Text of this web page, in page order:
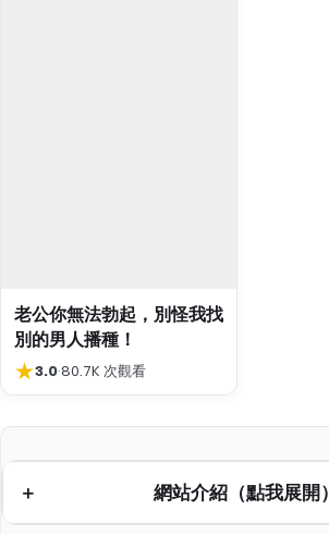
老公你無法勃起，別怪我找
別的男人播種！
★3.0·80.7K 次觀看
網站介紹（點我展開）